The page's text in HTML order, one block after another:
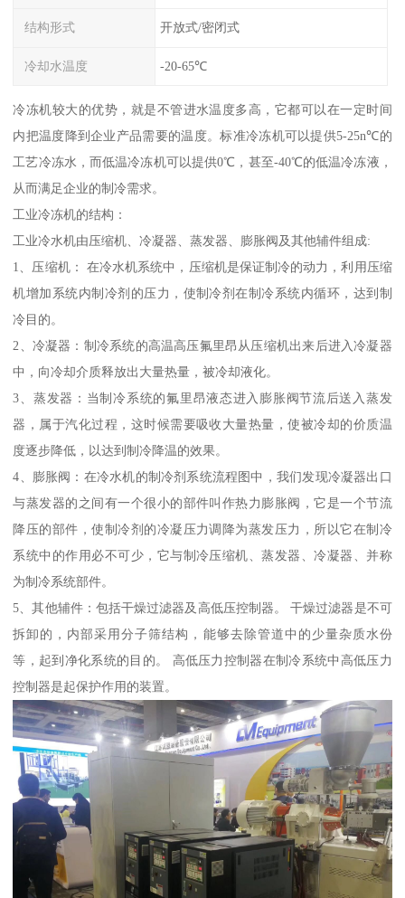
结构形式 开放式/密闭式
冷却水温度 -20-65℃
冷冻机较大的优势，就是不管进水温度多高，它都可以在一定时间
内把温度降到企业产品需要的温度。标准冷冻机可以提供5-25n℃的
工艺冷冻水，而低温冷冻机可以提供0℃，甚至-40℃的低温冷冻液，
从而满足企业的制冷需求。
工业冷冻机的结构：
工业冷水机由压缩机、冷凝器、蒸发器、膨胀阀及其他辅件组成:
1、压缩机： 在冷水机系统中，压缩机是保证制冷的动力，利用压缩
机增加系统内制冷剂的压力，使制冷剂在制冷系统内循环，达到制
冷目的。
2、冷凝器：制冷系统的高温高压氟里昂从压缩机出来后进入冷凝器
中，向冷却介质释放出大量热量，被冷却液化。
3、蒸发器：当制冷系统的氟里昂液态进入膨胀阀节流后送入蒸发
器，属于汽化过程，这时候需要吸收大量热量，使被冷却的价质温
度逐步降低，以达到制冷降温的效果。
4、膨胀阀：在冷水机的制冷剂系统流程图中，我们发现冷凝器出口
与蒸发器的之间有一个很小的部件叫作热力膨胀阀，它是一个节流
降压的部件，使制冷剂的冷凝压力调降为蒸发压力，所以它在制冷
系统中的作用必不可少，它与制冷压缩机、蒸发器、冷凝器、并称
为制冷系统部件。
5、其他辅件：包括干燥过滤器及高低压控制器。 干燥过滤器是不可
拆卸的，内部采用分子筛结构，能够去除管道中的少量杂质水份
等，起到净化系统的目的。 高低压力控制器在制冷系统中高低压力
控制器是起保护作用的装置。